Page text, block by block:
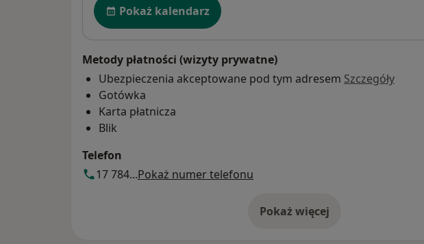
Pokaż kalendarz
Metody płatności (wizyty prywatne)
Ubezpieczenia akceptowane pod tym adresem Szczegóły
Gotówka
Karta płatnicza
Blik
Telefon
17 784...Pokaż numer telefonu
Pokaż więcej
o adresie